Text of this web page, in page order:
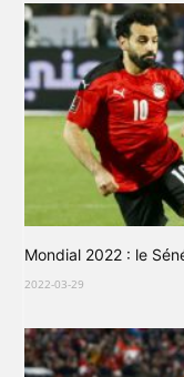
Mondial 2022 : le
2022-03-29